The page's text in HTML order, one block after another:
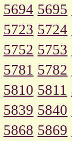
5694 5695
5723 5724
5752 5753
5781 5782
5810 5811
5839 5840
5868 5869